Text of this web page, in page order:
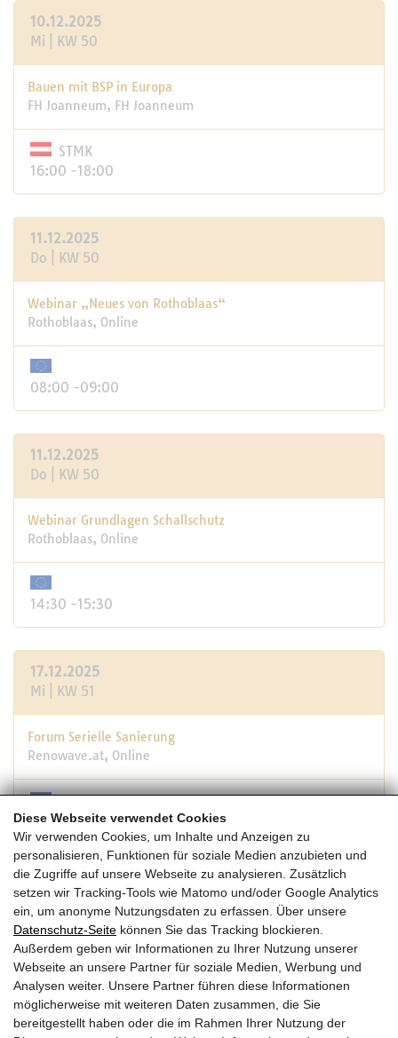
Diese Webseite verwendet Cookies
Wir verwenden Cookies, um Inhalte und Anzeigen zu
personalisieren, Funktionen für soziale Medien anzubieten und
die Zugriffe auf unsere Webseite zu analysieren. Zusätzlich
setzen wir Tracking-Tools wie Matomo und/oder Google Analytics
ein, um anonyme Nutzungsdaten zu erfassen. Über unsere
Datenschutz-Seite können Sie das Tracking blockieren.
Außerdem geben wir Informationen zu Ihrer Nutzung unserer
Webseite an unsere Partner für soziale Medien, Werbung und
Analysen weiter. Unsere Partner führen diese Informationen
möglicherweise mit weiteren Daten zusammen, die Sie
bereitgestellt haben oder die im Rahmen Ihrer Nutzung der
10.12.2025
Mi | KW 50
Bauen mit BSP in Europa
FH Joanneum, FH Joanneum
STMK
16:00 -18:00
11.12.2025
Do | KW 50
Webinar „Neues von Rothoblaas“
Rothoblaas, Online
08:00 -09:00
11.12.2025
Do | KW 50
Webinar Grundlagen Schallschutz
Rothoblaas, Online
14:30 -15:30
17.12.2025
Mi | KW 51
Forum Serielle Sanierung
Renowave.at, Online
15:30 -16:30
02.-04.12.2025
Mi-Do | KW 49
30. Internationales Holzbau-Forum (IHF)
Forum Holzbau, Kongresszentrum Innsbruck
T